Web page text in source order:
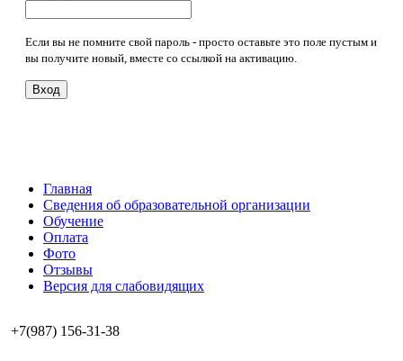
Если вы не помните свой пароль - просто оставьте это поле пустым и
вы получите новый, вместе со ссылкой на активацию.
Вход
Главная
Сведения об образовательной организации
Обучение
Оплата
Фото
Отзывы
Версия для слабовидящих
+7(987) 156-31-38